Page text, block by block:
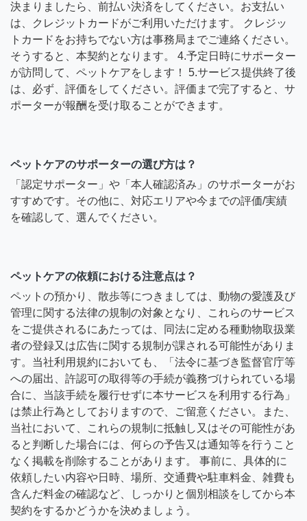
決まりましたら、前払い決済をしてください。お支払い
は、クレジットカードがご利用いただけます。 クレジッ
トカードをお持ちでない方は事務局までご連絡ください。
そうすると、本契約となります。 4.予定日時にサポーター
が訪問して、ペットケアをします！ 5.サービス提供終了後
は、必ず、評価をしてください。評価まで完了すると、サ
ポーターが報酬を受け取ることができます。
ペットケアのサポーターの選び方は？
「認定サポーター」や「本人確認済み」のサポーターがお
すすめです。その他に、対応エリアや今までの評価/実績
を確認して、選んでください。
ペットケアの依頼における注意点は？
ペットの預かり、散歩等につきましては、動物の愛護及び
管理に関する法律の規制の対象となり、これらのサービス
をご提供されるにあたっては、同法に定める種動物取扱業
者の登録又は広告に関する規制が課される可能性がありま
す。当社利用規約においても、「法令に基づき監督官庁等
への届出、許認可の取得等の手続が義務づけられている場
合に、当該手続を履行せずに本サービスを利用する行為」
は禁止行為としておりますので、ご留意ください。また、
当社において、これらの規制に抵触し又はその可能性があ
ると判断した場合には、何らの予告又は通知等を行うこと
なく掲載を削除することがあります。 事前に、具体的に
依頼したい内容や日時、場所、交通費や駐車料金、雑費も
含んだ料金の確認など、しっかりと個別相談をしてから本
契約をするかどうかを決めましょう。